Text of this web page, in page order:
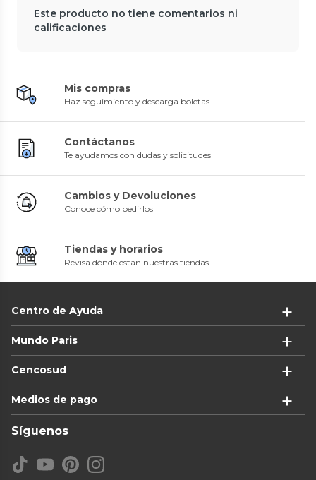
Este producto no tiene comentarios ni
calificaciones
Mis compras
Haz seguimiento y descarga boletas
Contáctanos
Te ayudamos con dudas y solicitudes
Cambios y Devoluciones
Conoce cómo pedirlos
Tiendas y horarios
Revisa dónde están nuestras tiendas
Centro de Ayuda
Mundo Paris
Cencosud
Medios de pago
Síguenos